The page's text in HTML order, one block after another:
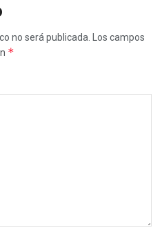
no será publicada.
Los campos
*